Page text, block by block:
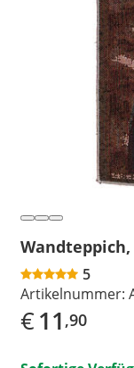
Wandteppich,
5
Artikelnummer:
€11 ,90